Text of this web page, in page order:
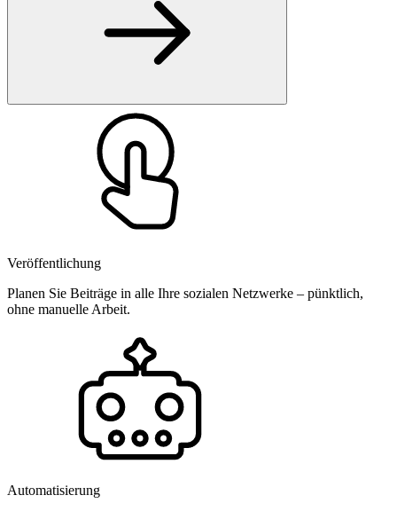
Veröffentlichung
Planen Sie Beiträge in alle Ihre sozialen Netzwerke – pünktlich,
ohne manuelle Arbeit.
Automatisierung